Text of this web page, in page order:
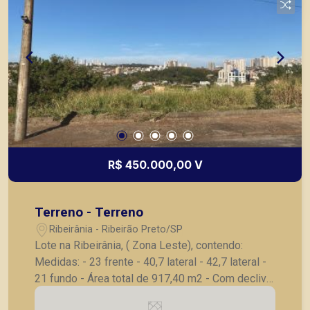
R$ 450.000,00 V
Terreno - Terreno
Ribeirânia - Ribeirão Preto/SP
Lote na Ribeirânia, ( Zona Leste), contendo:
Medidas: - 23 frente - 40,7 lateral - 42,7 lateral -
21 fundo - Área total de 917,40 m2 - Com declive
- 80 metros da Leão XIII, excelente localização. A